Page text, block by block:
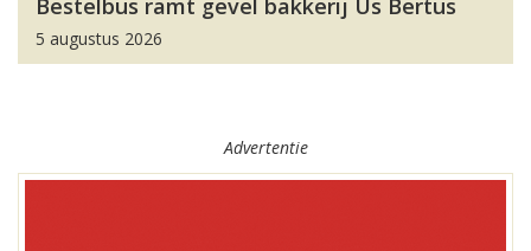
Bestelbus ramt gevel bakkerij Us Bertus
5 augustus 2026
Advertentie